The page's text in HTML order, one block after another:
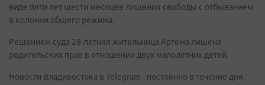
виде пяти лет шести месяцев лишения свободы с отбыванием
в колонии общего режима.
Решением суда 28-летняя жительница Артема лишена
родительских прав в отношении двух малолетних детей.
Новости Владивостока в Telegram - постоянно в течение дня.